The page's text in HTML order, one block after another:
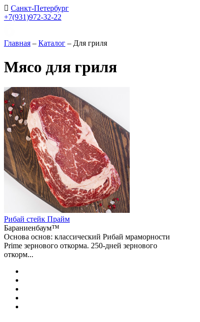
Санкт-Петербург
+7(931)972-32-22
Главная – Каталог – Для гриля
Мясо для гриля
Рибай cтейк Прайм
Бараниенбаум™
Основа основ: классический Рибай мраморности
Prime зернового откорма. 250-дней зернового
откорм...